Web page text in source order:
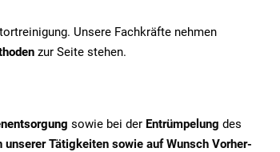
Unsere Fachkräfte nehmen
zur Seite stehen.
sowie bei der Entrümpelung des
unserer Tätigkeiten sowie auf Wunsch Vorher-